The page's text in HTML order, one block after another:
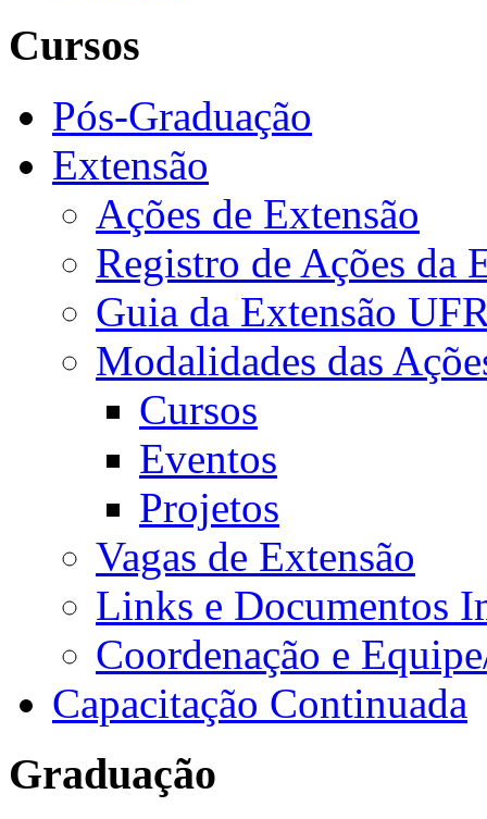
Cursos
Pós-Graduação
Extensão
Ações de Extensão
Registro de Ações da
Guia da Extensão
Modalidades das
Cursos
Eventos
Projetos
Vagas de Extensão
Links e Documentos
Coordenação e
Capacitação Continuada
Graduação